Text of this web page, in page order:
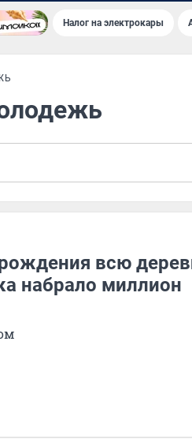
Налог на электрокары
всю
набрало миллион